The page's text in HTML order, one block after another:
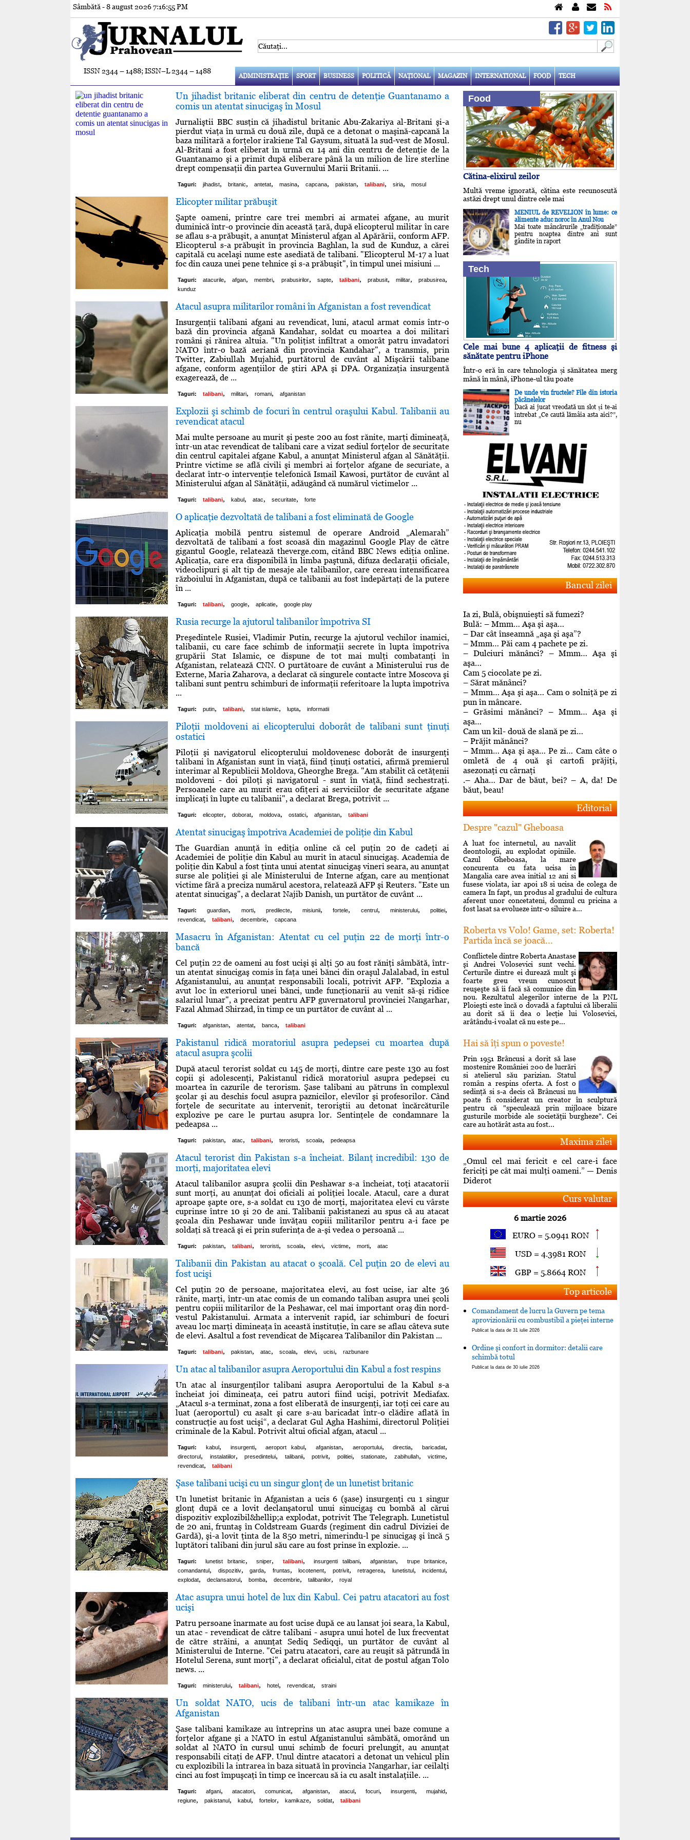
Sâmbătă - 8 august 20267:16:56 PM
ISSN 2344 – 1488; ISSN–L 2344 – 1488
ADMINISTRAŢIE SPORT BUSINESS POLITICĂ NAŢIONAL MAGAZIN INTERNATIONAL FOOD TECH
Un jihadist britanic eliberat din centru de detenţie Guantanamo a
comis un atentat sinucigaş în Mosul
Jurnaliştii BBC susţin că jihadistul britanic Abu-Zakariya al-Britani şi-a
pierdut viaţa în urmă cu două zile, după ce a detonat o maşină-capcană la
baza militară a forţelor irakiene Tal Gaysum, situată la sud-vest de Mosul.
Al-Britani a fost eliberat în urmă cu 14 ani din centru de detenţie de la
Guantanamo şi a primit după eliberare până la un milion de lire sterline
drept compensaţii din partea Guvernului Marii Britanii. ...
Taguri: jihadist, britanic, antetat, masina, capcana, pakistan, talibani, siria, mosul
Elicopter militar prăbuşit
Şapte oameni, printre care trei membri ai armatei afgane, au murit
duminică într-o provincie din această ţară, după elicopterul militar în care
se aflau s-a prăbuşit, a anunţat Ministerul afgan al Apărării, conform AFP.
Elicopterul s-a prăbuşit în provincia Baghlan, la sud de Kunduz, a cărei
capitală cu acelaşi nume este asediată de talibani. "Elicopterul M-17 a luat
foc din cauza unei pene tehnice şi s-a prăbuşit", în timpul unei misiuni ...
Taguri: atacurile, afgan, membri, prabusirilor, sapte, talibani, prabusit, militar, prabusirea,
kunduz
Atacul asupra militarilor români în Afganistan a fost revendicat
Insurgenţii talibani afgani au revendicat, luni, atacul armat comis într-o
bază din provincia afgană Kandahar, soldat cu moartea a doi militari
români şi rănirea altuia. "Un poliţist infiltrat a omorât patru invadatori
NATO într-o bază aeriană din provincia Kandahar", a transmis, prin
Twitter, Zabiullah Mujahid, purtătorul de cuvânt al Mişcării talibane
afgane, conform agenţiilor de ştiri APA şi DPA. Organizaţia insurgentă
exagerează, de ...
Taguri: talibani, militari, romani, afganistan
Explozii şi schimb de focuri în centrul oraşului Kabul. Talibanii au
revendicat atacul
Mai multe persoane au murit şi peste 200 au fost rănite, marţi dimineaţă,
într-un atac revendicat de talibani care a vizat sediul forţelor de securitate
din centrul capitalei afgane Kabul, a anunţat Ministerul afgan al Sănătăţii.
Printre victime se află civili şi membri ai forţelor afgane de securiate, a
declarat într-o intervenţie telefonică Ismail Kawosi, purtător de cuvânt al
Ministerului afgan al Sănătăţii, adăugând că numărul victimelor ...
Taguri: talibani, kabul, atac, securitate, forte
O aplicaţie dezvoltată de talibani a fost eliminată de Google
Aplicaţia mobilă pentru sistemul de operare Android „Alemarah”
dezvoltată de talibani a fost scoasă din magazinul Google Play de către
gigantul Google, relatează theverge.com, citând BBC News ediţia online.
Aplicaţia, care era disponibilă în limba paştună, difuza declaraţii oficiale,
videoclipuri şi alt tip de mesaje ale talibanilor, care cereau intensificarea
războiului în Afganistan, după ce talibanii au fost îndepărtaţi de la putere
în ...
Taguri: talibani, google, aplicatie, google play
Rusia recurge la ajutorul talibanilor împotriva SI
Preşedintele Rusiei, Vladimir Putin, recurge la ajutorul vechilor inamici,
talibanii, cu care face schimb de informaţii secrete în lupta împotriva
grupării Stat Islamic, ce dispune de tot mai mulţi combatanţi în
Afganistan, relatează CNN. O purtătoare de cuvânt a Ministerului rus de
Externe, Maria Zaharova, a declarat că singurele contacte între Moscova şi
talibani sunt pentru schimburi de informaţii referitoare la lupta împotriva
...
Taguri: putin, talibani, stat islamic, lupta, informatii
Piloţii moldoveni ai elicopterului doborât de talibani sunt ţinuţi
ostatici
Piloţii şi navigatorul elicopterului moldovenesc doborât de insurgenţi
talibani în Afganistan sunt în viaţă, fiind ţinuţi ostatici, afirmă premierul
interimar al Republicii Moldova, Gheorghe Brega. "Am stabilit că cetăţenii
moldoveni - doi piloţi şi navigatorul - sunt în viaţă, fiind sechestraţi.
Persoanele care au murit erau ofiţeri ai serviciilor de securitate afgane
implicaţi în lupte cu talibanii", a declarat Brega, potrivit ...
Taguri: elicopter, doborat, moldova, ostatici, afganistan, talibani
Atentat sinucigaş împotriva Academiei de poliţie din Kabul
The Guardian anunţă în ediţia online că cel puţin 20 de cadeţi ai
Academiei de poliţie din Kabul au murit în atacul sinucigaş. Academia de
poliţie din Kabul a fost ţinta unui atentat sinucigaş vineri seara, au anunţat
surse ale poliţiei şi ale Ministerului de Interne afgan, care au menţionat
victime fără a preciza numărul acestora, relatează AFP şi Reuters. "Este un
atentat sinucigaş", a declarat Najib Danish, un purtător de cuvânt ...
Taguri: guardian, morti, predilecte, misiunii, fortele, centrul, ministerului, politiei,
revendicat, talibani, decembrie, capcana
Masacru în Afganistan: Atentat cu cel puţin 22 de morţi într-o
bancă
Cel puţin 22 de oameni au fost ucişi şi alţi 50 au fost răniţi sâmbătă, într-
un atentat sinucigaş comis în faţa unei bănci din oraşul Jalalabad, în estul
Afganistanului, au anunţat responsabili locali, potrivit AFP. "Explozia a
avut loc în exteriorul unei bănci, unde funcţionarii au venit să-şi ridice
salariul lunar", a precizat pentru AFP guvernatorul provinciei Nangarhar,
Fazal Ahmad Shirzad, în timp ce un purtător de cuvânt al ...
Taguri: afganistan, atentat, banca, talibani
Pakistanul ridică moratoriul asupra pedepsei cu moartea după
atacul asupra şcolii
După atacul terorist soldat cu 145 de morţi, dintre care peste 130 au fost
copii şi adolescenţi, Pakistanul ridică moratoriul asupra pedepsei cu
moartea în cazurile de terorism. Şase talibani au pătruns în complexul
şcolar şi au deschis focul asupra paznicilor, elevilor şi profesorilor. Când
forţele de securitate au intervenit, teroriştii au detonat încărcăturile
explozive pe care le purtau asupra lor. Sentinţele de condamnare la
pedeapsa ...
Taguri: pakistan, atac, talibani, teroristi, scoala, pedeapsa
Atacul terorist din Pakistan s-a încheiat. Bilanţ incredibil: 130 de
morţi, majoritatea elevi
Atacul talibanilor asupra şcolii din Peshawar s-a încheiat, toţi atacatorii
sunt morţi, au anunţat doi oficiali ai poliţiei locale. Atacul, care a durat
aproape şapte ore, s-a soldat cu 130 de morţi, majoritatea elevi cu vârste
cuprinse între 10 şi 20 de ani. Talibanii pakistanezi au spus că au atacat
şcoala din Peshawar unde învăţau copiii militarilor pentru a-i face pe
soldaţi să treacă şi ei prin suferinţa de a-şi vedea o persoană ...
Taguri: pakistan, talibani, teroristi, scoala, elevi, victime, morti, atac
Talibanii din Pakistan au atacat o şcoală. Cel puţin 20 de elevi au
fost ucişi
Cel puţin 20 de persoane, majoritatea elevi, au fost ucise, iar alte 36
rănite, marţi, într-un atac comis de un comando taliban asupra unei şcoli
pentru copiii militarilor de la Peshawar, cel mai important oraş din nord-
vestul Pakistanului. Armata a intervenit rapid, iar schimburi de focuri
aveau loc marţi dimineaţa în această instituţie, în care se aflau câteva sute
de elevi. Asaltul a fost revendicat de Mişcarea Talibanilor din Pakistan ...
Taguri: talibani, pakistan, atac, scoala, elevi, ucisi, razbunare
Un atac al talibanilor asupra Aeroportului din Kabul a fost respins
Un atac al insurgenţilor talibani asupra Aeroportului de la Kabul s-a
încheiat joi dimineaţa, cei patru autori fiind ucişi, potrivit Mediafax.
„Atacul s-a terminat, zona a fost eliberată de insurgenţi, iar toţi cei care au
luat (aeroportul) cu asalt şi care s-au baricadat într-o clădire aflată în
construcţie au fost ucişi“, a declarat Gul Agha Hashimi, directorul Poliţiei
criminale de la Kabul. Potrivit altui oficial afgan, atacul ...
Taguri: kabul, insurgenti, aeroport kabul, afganistan, aeroportului, directia, baricadat,
directorul, instalatiilor, presedintelui, talibanii, potrivit, politiei, stationate, zabihullah, victime,
revendicat, talibani
Şase talibani ucişi cu un singur glonţ de un lunetist britanic
Un lunetist britanic în Afganistan a ucis 6 (şase) insurgenţi cu 1 singur
glonţ după ce a lovit declanşatorul unui sinucigaş cu bombă al cărui
dispozitiv explozibil&hellip;a explodat, potrivit The Telegraph. Lunetistul
de 20 ani, fruntaş în Coldstream Guards (regiment din cadrul Diviziei de
Gardă), şi-a lovit ţinta de la 850 metri, nimerindu-l pe sinucigaş şi încă 5
luptători talibani din jurul său care au fost prinse în explozie. ...
Taguri: lunetist britanic, sniper, talibani, insurgenti talibani, afganistan, trupe britanice,
comandantul, dispozitiv, garda, fruntas, locotenent, potrivit, retragerea, lunetistul, incidentul,
explodat, declansatorul, bomba, decembrie, talibanilor, royal
Atac asupra unui hotel de lux din Kabul. Cei patru atacatori au fost
ucişi
Patru persoane înarmate au fost ucise după ce au lansat joi seara, la Kabul,
un atac - revendicat de către talibani - asupra unui hotel de lux frecventat
de către străini, a anunţat Sediq Sediqqi, un purtător de cuvânt al
Ministerului de Interne. "Cei patru atacatori, care au reuşit să pătrundă în
Hotelul Serena, sunt morţi", a declarat oficialul, citat de postul afgan Tolo
news. ...
Taguri: ministerului, talibani, hotel, revendicat, straini
Un soldat NATO, ucis de talibani într-un atac kamikaze în
Afganistan
Şase talibani kamikaze au întreprins un atac asupra unei baze comune a
forţelor afgane şi a NATO în estul Afganistanului sâmbătă, omorând un
soldat al NATO în cursul unui schimb de focuri prelungit, au anunţat
responsabili citaţi de AFP. Unul dintre atacatori a detonat un vehicul plin
cu explozibili la intrarea în baza situată în provincia Nangarhar, iar ceilalţi
cinci au fost împuşcaţi în timp ce încercau să ia cu asalt instalaţiile. ...
Taguri: afgani, atacatori, comunicat, afganistan, atacul, focuri, insurgenti, mujahid,
regiune, pakistanul, kabul, fortelor, kamikaze, soldat, talibani
Food
Cătina-elixirul zeilor
Multă vreme ignorată, cătina este recunoscută
astăzi drept unul dintre cele mai
MENIUL de REVELION în lume: ce
alimente aduc noroc în Anul Nou
Mai toate mâncărurile „tradiţionale”
pentru noaptea dintre ani sunt
gândite în raport
Tech
Cele mai bune 4 aplicaţii de fitness şi
sănătate pentru iPhone
Într-o eră în care tehnologia și sănătatea merg
mână în mână, iPhone-ul tău poate
De unde vin fructele? File din istoria
păcănelelor
Dacă ai jucat vreodată un slot și te-ai
întrebat „Ce caută lămâia asta aici?”,
nu
Bancul zilei
Ia zi, Bulă, obişnuieşti să fumezi?
Bulă: – Mmm… Aşa şi aşa…
– Dar cât înseamnă „aşa şi aşa”?
– Mmm… Păi cam 4 pachete pe zi.
– Dulciuri mănânci? – Mmm… Aşa şi
aşa…
Cam 5 ciocolate pe zi.
– Sărat mănânci?
– Mmm… Aşa şi aşa… Cam o solniţă pe zi
pun în mâncare.
– Grăsimi mănânci? – Mmm… Aşa şi
aşa…
Cam un kil- două de slană pe zi…
– Prăjit mănânci?
– Mmm… Aşa şi aşa… Pe zi… Cam câte o
omletă de 4 ouă şi cartofi prăjiţi,
asezonaţi cu cârnaţi
.– Aha… Dar de băut, bei? – A, da! De
băut, beau!
Editorial
Despre "cazul" Gheboasa
A luat foc internetul, au navalit
deontologii, au explodat opiniile.
Cazul Gheboasa, la mare
concurenta cu fata ucisa in
Mangalia care avea initial 12 ani si
fusese violata, iar apoi 18 si ucisa de colega de
camera In fapt, un produs al gradului de cultura
aferent unor concetateni, domnul cu pricina a
fost lasat sa evolueze intr-o siluire a...
Roberta vs Volo! Game, set: Roberta!
Partida încă se joacă...
Conflictele dintre Roberta Anastase
şi Andrei Volosevici sunt vechi.
Certurile dintre ei durează mult şi
foarte greu vreun cunoscut
reuşeşte să îi facă să comunice din
nou. Rezultatul alegerilor interne de la PNL
Ploieşti este încă o dovadă a faptului că liberalii
au dorit să îi dea o lecţie lui Volosevici,
arâtându-i voalat că nu este pe...
Hai să îţi spun o poveste!
Prin 1951 Brâncusi a dorit să lase
mostenire României 200 de lucrări
si atelierul său parizian. Statul
român a respins oferta. A fost o
sedinţă si s-a decis că Brâncusi nu
poate fi considerat un creator în sculptură
pentru că "speculează prin mijloace bizare
gusturile morbide ale societăţii burgheze". Cei
care au hotărât asta au fost...
Maxima zilei
„Omul cel mai fericit e cel care-i face
fericiţi pe cât mai mulţi oameni.” — Denis
Diderot
Curs valutar
6 martie 2026
EURO = 5.0941 RON
USD = 4.3981 RON
GBP = 5.8664 RON
Top articole
Comandament de lucru la Guvern pe tema
aprovizionării cu combustibil a pieţei interne
Publicat la data de 31 iulie 2026
Ordine şi confort in dormitor: detalii care
schimbă totul
Publicat la data de 30 iulie 2026